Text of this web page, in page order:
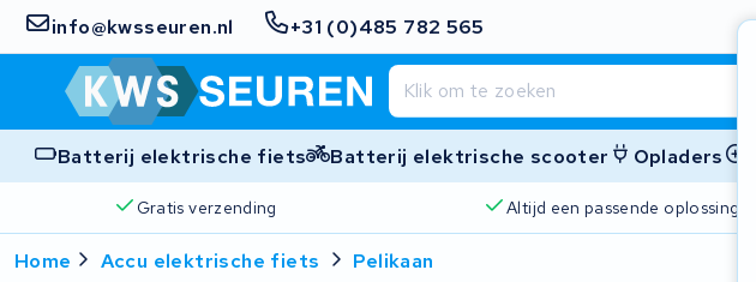
info@kwsseuren.nl +31 (0)485 782 565
Batterij elektrische fiets Batterij elektrische scooter Opladers
Gratis verzending Altijd een passende oplossing
Home Accu elektrische fiets Pelikaan